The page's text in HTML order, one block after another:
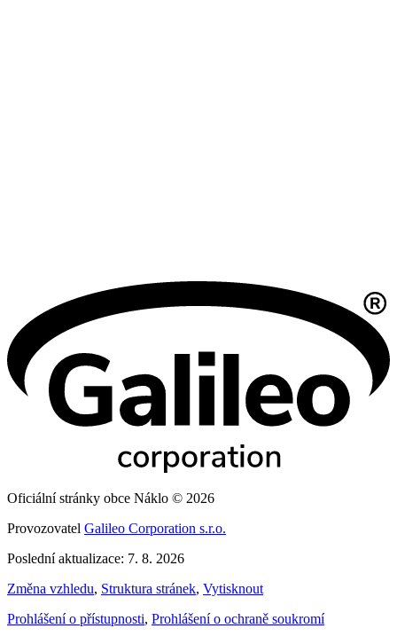
Oficiální stránky obce Náklo © 2026
Provozovatel Galileo Corporation s.r.o.
Poslední aktualizace: 7. 8. 2026
Změna vzhledu, Struktura stránek, Vytisknout
Prohlášení o přístupnosti, Prohlášení o ochraně soukromí